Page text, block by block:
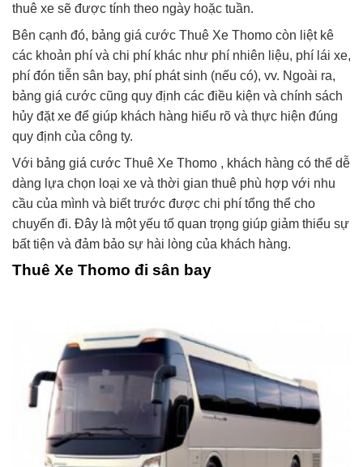
thuê xe sẽ được tính theo ngày hoặc tuần.
Bên cạnh đó, bảng giá cước Thuê Xe Thomo còn liệt kê
các khoản phí và chi phí khác như phí nhiên liệu, phí lái xe,
phí đón tiễn sân bay, phí phát sinh (nếu có), vv. Ngoài ra,
bảng giá cước cũng quy định các điều kiện và chính sách
hủy đặt xe để giúp khách hàng hiểu rõ và thực hiện đúng
quy định của công ty.
Với bảng giá cước Thuê Xe Thomo , khách hàng có thể dễ
dàng lựa chọn loại xe và thời gian thuê phù hợp với nhu
cầu của mình và biết trước được chi phí tổng thể cho
chuyến đi. Đây là một yếu tố quan trọng giúp giảm thiểu sự
bất tiện và đảm bảo sự hài lòng của khách hàng.
Thuê Xe Thomo đi sân bay